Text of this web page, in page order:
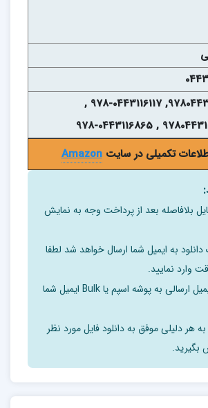
9780443116117, 978-0443116117 ,
9780443116865 ,
تکمیلی در سایتAmazon
بلافاصله بعد از پرداخت وجه به نمایش
به ایمیل شما ارسال خواهد شد لطفا
وارد نمایید.
ممکن است ایمیل ارسالی به پوشه اسپم یا Bulk ایمیل شما
هر دلیلی موفق به دانلود فایل مورد نظر
بگیرید.